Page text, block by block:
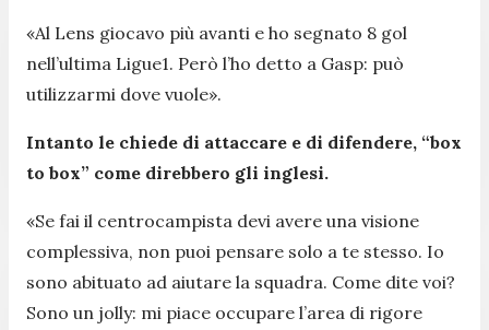
«Al Lens giocavo più avanti e ho segnato 8 gol
nell’ultima Ligue1. Però l’ho detto a Gasp: può
utilizzarmi dove vuole».
Intanto le chiede di attaccare e di difendere, “box
to box” come direbbero gli inglesi.
«Se fai il centrocampista devi avere una visione
complessiva, non puoi pensare solo a te stesso. Io
sono abituato ad aiutare la squadra. Come dite voi?
Sono un jolly: mi piace occupare l’area di rigore